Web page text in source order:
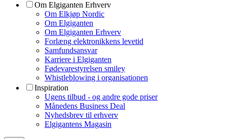
Om Elgiganten Erhverv
Om Elkjøp Nordic
Om Elgiganten
Om Elgiganten Erhverv
Forlæng elektronikkens levetid
Samfundsansvar
Karriere i Elgiganten
Fødevarestyrelsen smiley
Whistleblowing i organisationen
Inspiration
Ugens tilbud - og andre gode priser
Månedens Business Deal
Nyhedsbrev til erhverv
Elgigantens Magasin